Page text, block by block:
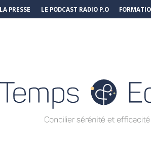
PRESSE LE PODCAST RADIO P.O